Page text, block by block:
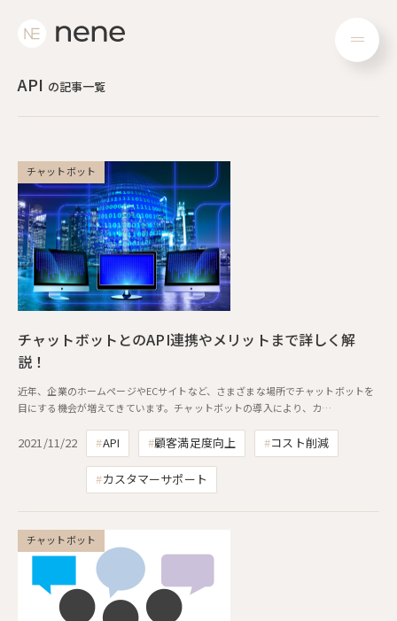
メ
API の記事一覧
チャットボット
チャットボットとのAPI連携やメリットまで詳しく解
説！
近年、企業のホームページやECサイトなど、さまざまな場所でチャットボットを
目にする機会が増えてきています。チャットボットの導入により、カ…
2021/11/22 API 顧客満足度向上 コスト削減
カスタマーサポート
チャットボット